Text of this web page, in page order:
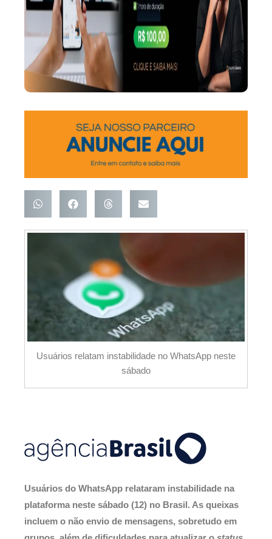
Usuários relatam instabilidade no WhatsApp neste
sábado
Usuários do WhatsApp relataram instabilidade na
plataforma neste sábado (12) no Brasil. As queixas
incluem o não envio de mensagens, sobretudo em